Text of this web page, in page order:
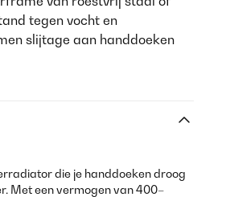
tegen vocht en
slijtage aan handdoeken
die je handdoeken droog
Met een vermogen van 400–